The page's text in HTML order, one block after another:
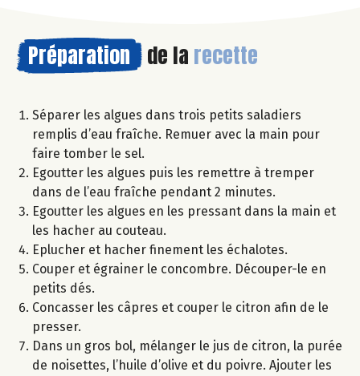
Préparation de la recette
Séparer les algues dans trois petits saladiers
remplis d’eau fraîche. Remuer avec la main pour
faire tomber le sel.
Egoutter les algues puis les remettre à tremper
dans de l’eau fraîche pendant 2 minutes.
Egoutter les algues en les pressant dans la main et
les hacher au couteau.
Eplucher et hacher finement les échalotes.
Couper et égrainer le concombre. Découper-le en
petits dés.
Concasser les câpres et couper le citron afin de le
presser.
Dans un gros bol, mélanger le jus de citron, la purée
de noisettes, l’huile d’olive et du poivre. Ajouter les